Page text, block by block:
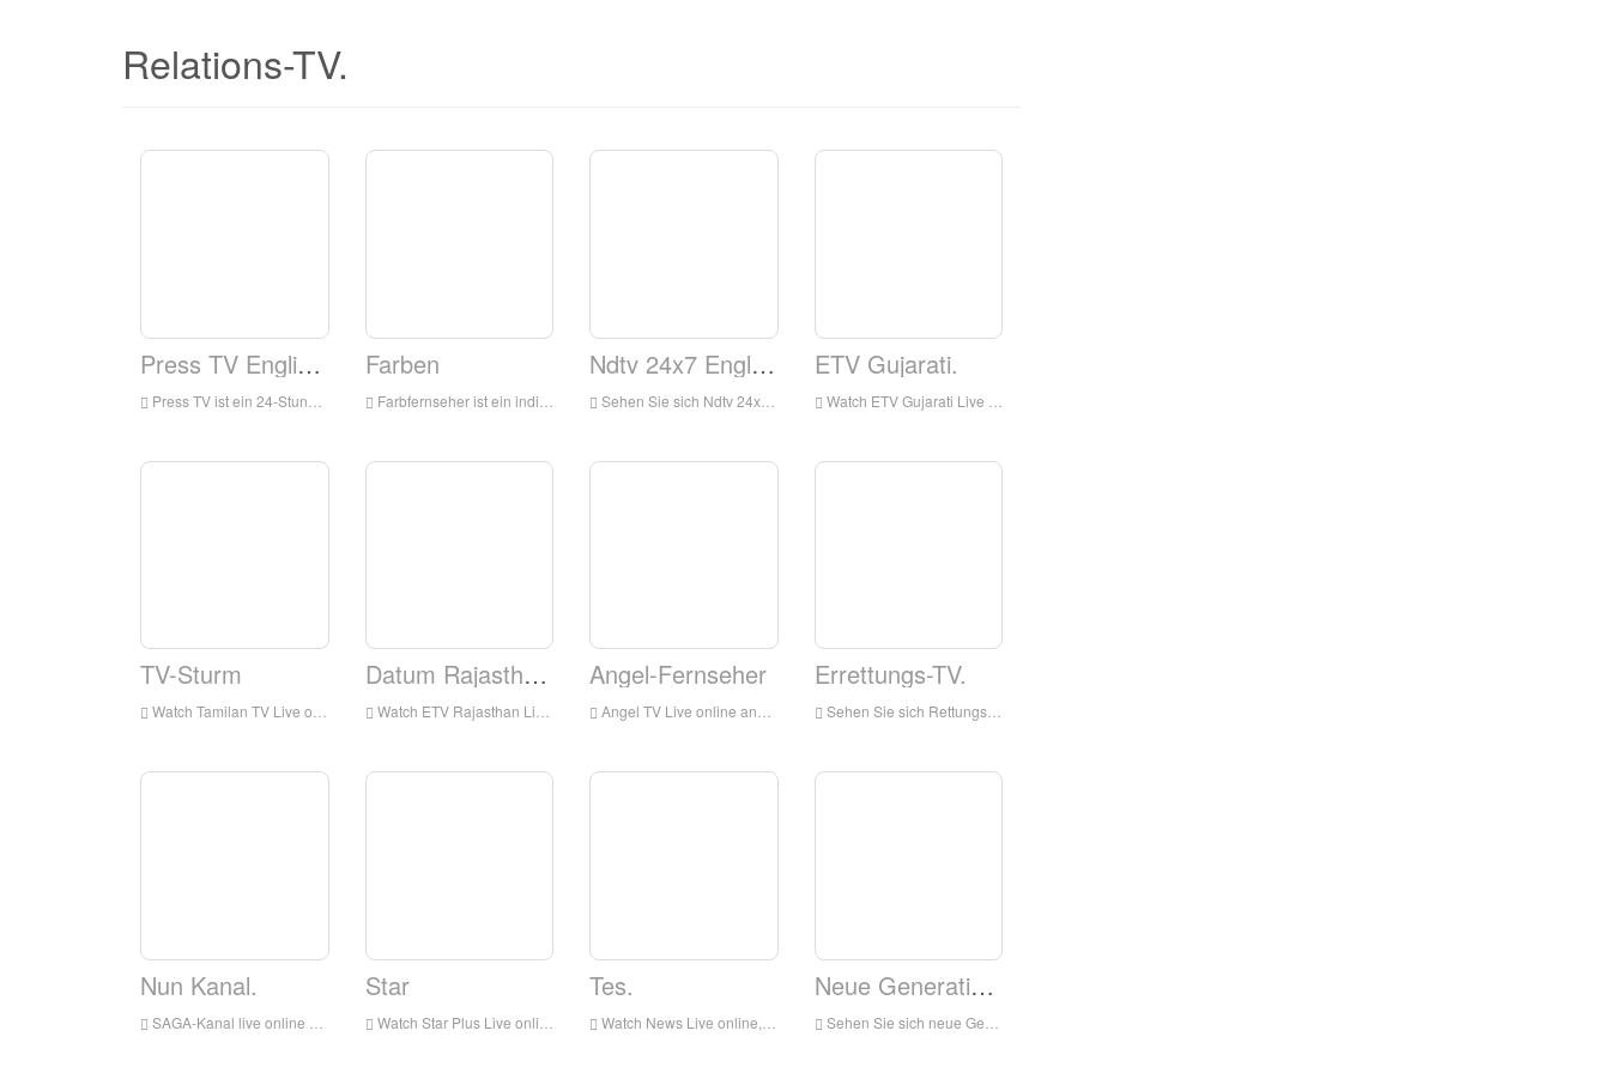
Relations-TV.
Press TV Englisch.
Press TV ist ein 24-Stunden-englischer News-Fernsehsender für das Publikum auf der ganzen Welt ausgestrahlt. Es hat seinen Hauptsitz in Teheran, der Hauptstadt des Iran. Es sendet hauptsächlich die neuesten Nachrichten, Kommentare und Dokumentationen, die sich auf die Situation im Nahen Osten konzentrieren.
Farben
Farbfernseher ist ein indisches General Entertainment Rundfunknetzwerk der Viacom 18. Die Programme des Netzwerks umfassen Familiendramen, Komödien, Reality-Shows für Jugendliche, Kriminalitätshows und TV-Filme
Ndtv 24x7 Englisch.
Sehen Sie sich Ndtv 24x7 English Live Streaming online an
ETV Gujarati.
Watch ETV Gujarati Live online, ETV Gujarati HD Live Streaming, ETV Gujarati Live-TV aus Indien
TV-Sturm
Watch Tamilan TV Live online, Tamilan TV HD Live Streaming, Tamilan TV Live-TV aus Indien
Datum Rajasthan.
Watch ETV Rajasthan Live online, ETV Rajasthan HD Live Streaming, ETV Rajasthan Live-TV aus Indien
Angel-Fernseher
Angel TV Live online ansehen, Angel TV HD Live Streaming, Angel TV Watch Live-TV aus Indien
Errettungs-TV.
Sehen Sie sich Rettungs-TV live online an
Nun Kanal.
SAGA-Kanal live online ansehen, SADA-Kanal HD Live-Streaming, SADA-Kanal-Uhr Live-TV aus Indien
Star
Watch Star Plus Live online, Star Plus HD Live-Streaming, Star Plus-Uhr Live-TV aus Indien
Tes.
Watch News Live online, News HD Live Streaming, News Watch Live-TV aus Indien
Neue Generation TV.
Sehen Sie sich neue Generation TV Live-Verbindung, Neue Generation TV HADDU Live-Design, Neue Generation TV-Uhr Live-TV-Rahmen Indien